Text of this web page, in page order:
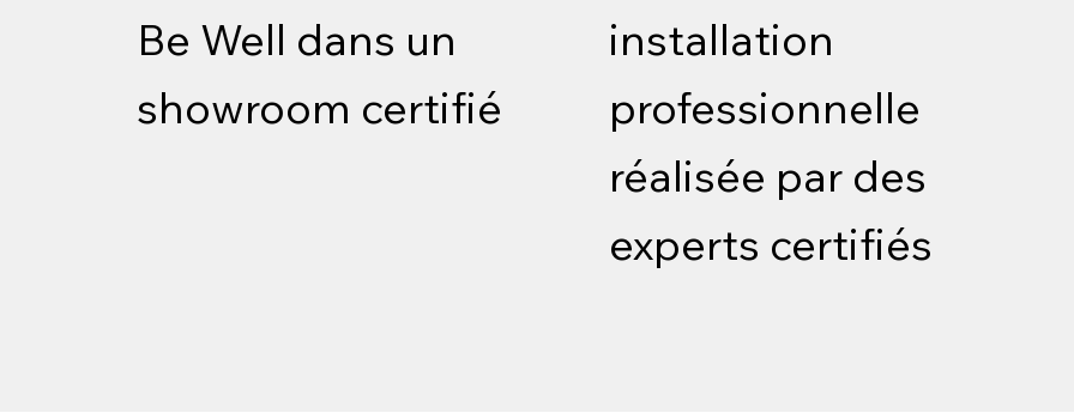
Be Well dans un
showroom certifié
installation
professionnelle
réalisée par des
experts certifiés